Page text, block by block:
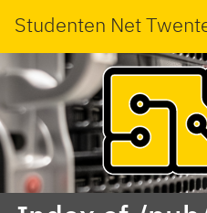
Studenten Net